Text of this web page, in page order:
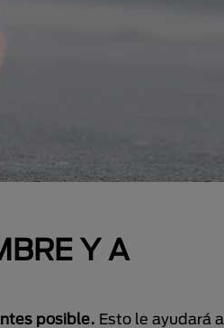
Y A
posible. Esto le ayudará a